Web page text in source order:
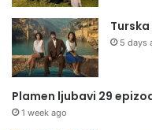
5 days
Plamen ljubavi 29
1 week ago